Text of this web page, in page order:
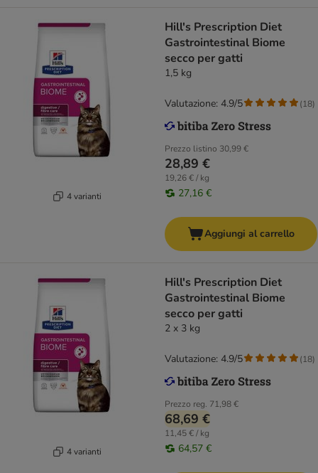
4 varianti
Hill's Prescription Diet
Gastrointestinal Biome
secco per gatti
1,5 kg
Prezzo listino 30,99 €
28,89 €
19,26 € / kg
27,16 €
Valutazione: 4.9/5 (18)
Aggiungi al carrello
4 varianti
Hill's Prescription Diet
Gastrointestinal Biome
secco per gatti
2 x 3 kg
Prezzo reg. 71,98 €
68,69 €
11,45 € / kg
64,57 €
Valutazione: 4.9/5 (18)